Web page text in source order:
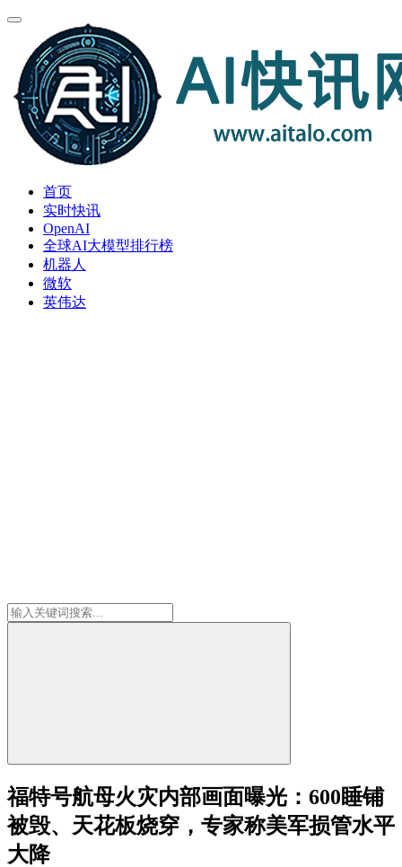
首页
实时快讯
OpenAI
全球AI大模型排行榜
机器人
微软
英伟达
福特号航母火灾内部画面曝光：600睡铺
被毁、天花板烧穿，专家称美军损管水平
大降